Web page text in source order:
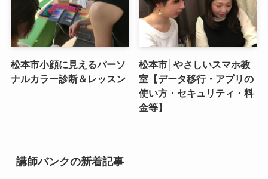
松本市小顔に見えるパーソ
ナルカラー診断＆レッスン
松本市│やさしいスマホ教
室【データ移行・アプリの
使い方・セキュリティ・料
金等】
講師バンクの新着記事